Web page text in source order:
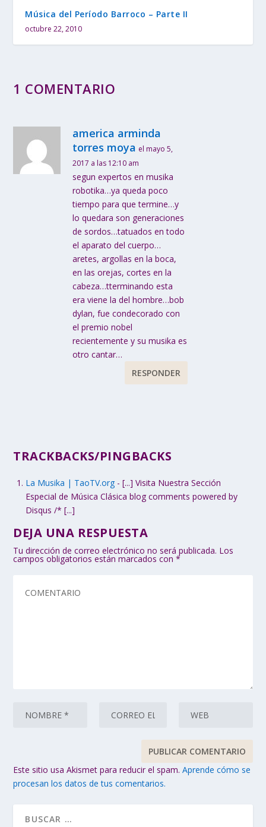
Música del Período Barroco – Parte II
octubre 22, 2010
1 COMENTARIO
america arminda
torres moya el mayo 5,
2017 a las 12:10 am
segun expertos en musika
robotika…ya queda poco
tiempo para que termine…y
lo quedara son generaciones
de sordos…tatuados en todo
el aparato del cuerpo…
aretes, argollas en la boca,
en las orejas, cortes en la
cabeza…tterminando esta
era viene la del hombre…bob
dylan, fue condecorado con
el premio nobel
recientemente y su musika es
otro cantar…
RESPONDER
TRACKBACKS/PINGBACKS
La Musika | TaoTV.org - [...] Visita Nuestra Sección
Especial de Música Clásica blog comments powered by
Disqus /* [...]
DEJA UNA RESPUESTA
Tu dirección de correo electrónico no será publicada. Los
campos obligatorios están marcados con*
Este sitio usa Akismet para reducir el spam.Aprende cómo se
procesan los datos de tus comentarios.